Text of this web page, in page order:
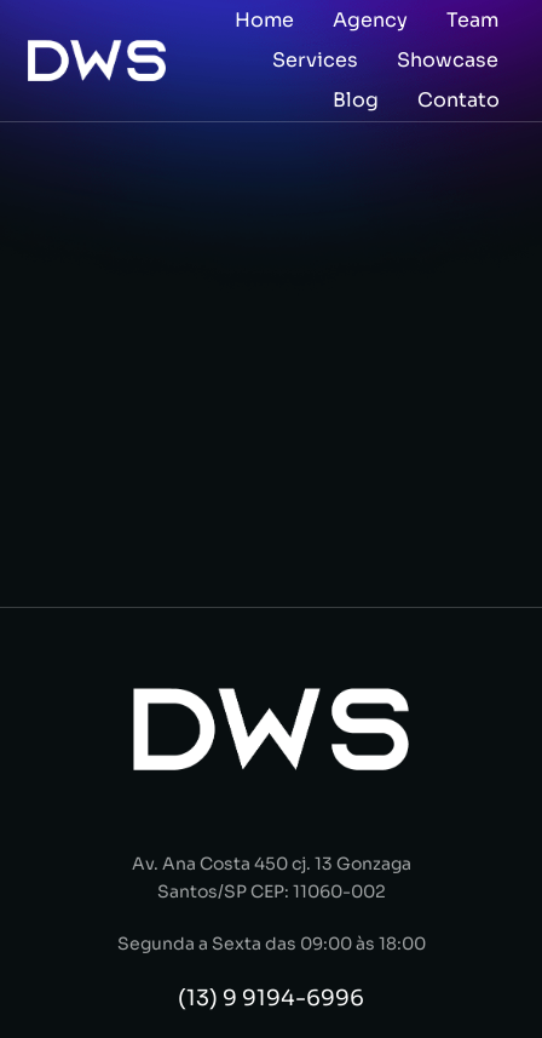
Home Agency
Team
Services
Showcase
Blog
Contato
Av. Ana Costa 450 cj. 13 Gonzaga
Santos/SP CEP: 11060-002
Segunda a Sexta das 09:00 às 18:00
(13) 9 9194-6996